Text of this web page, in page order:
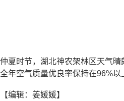
仲夏时节，湖北神农架林区天气
全年空气质量优良率保持在96%以
【编辑：姜媛媛】